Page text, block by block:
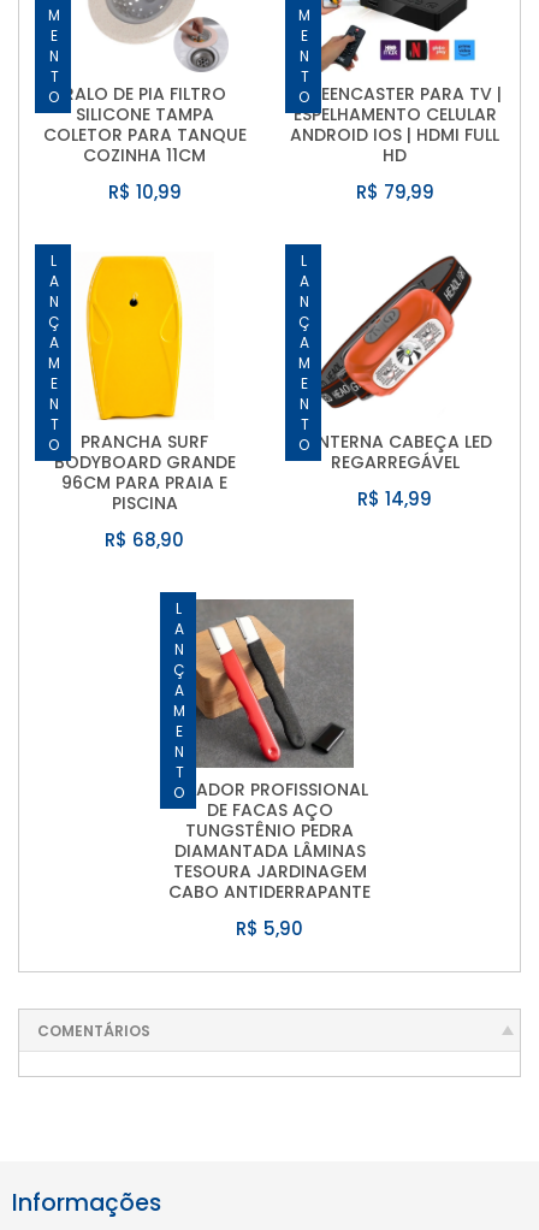
RALO DE PIA FILTRO
SILICONE TAMPA
COLETOR PARA TANQUE
COZINHA 11CM
R$ 10,99
SCREENCASTER PARA TV |
ESPELHAMENTO CELULAR
ANDROID IOS | HDMI FULL
HD
R$ 79,99
LANÇAMENTO
PRANCHA SURF
BODYBOARD GRANDE
96CM PARA PRAIA E
PISCINA
R$ 68,90
LANÇAMENTO
LANTERNA CABEÇA LED
REGARREGÁVEL
R$ 14,99
LANÇAMENTO
AFIADOR PROFISSIONAL
DE FACAS AÇO
TUNGSTÊNIO PEDRA
DIAMANTADA LÂMINAS
TESOURA JARDINAGEM
CABO ANTIDERRAPANTE
R$ 5,90
COMENTÁRIOS
Informações